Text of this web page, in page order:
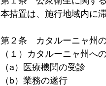
本措置は、施行地域内に
第２条　カタルーニャ州
（１）カタルーニャ州へ
（a）医療機関の受診
（b）業務の遂行